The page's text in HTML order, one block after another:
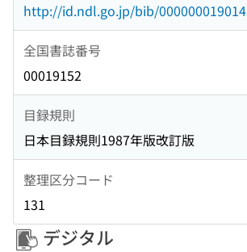
http://id.ndl.go.jp/bib/000000019014
全国書誌番号
00019152
目録規則
日本目録規則1987年版改訂版
整理区分コード
131
デジタル